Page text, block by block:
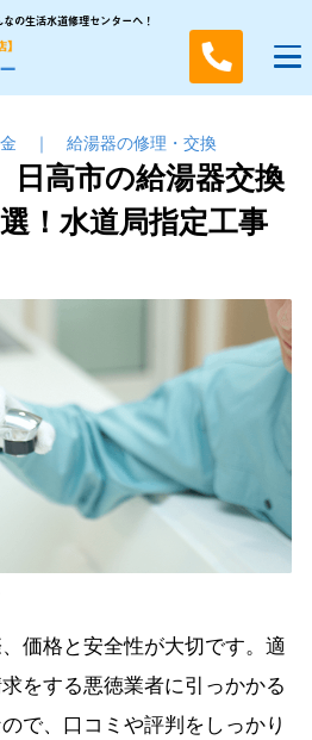
の生活水道修理センターへ！
｜ 給湯器の修理・交換
日高市の給湯器交換
！水道局指定工事
価格と安全性が大切です。適
をする悪徳業者に引っかかる
で、口コミや評判をしっかり